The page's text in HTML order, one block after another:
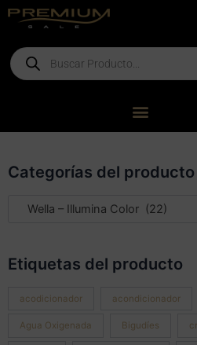
contenido
Products
search
Categorías del producto
Wella – Illumina Color (22)
Etiquetas del producto
acodicionador acondicionador
Agua Oxigenada Bigudíes